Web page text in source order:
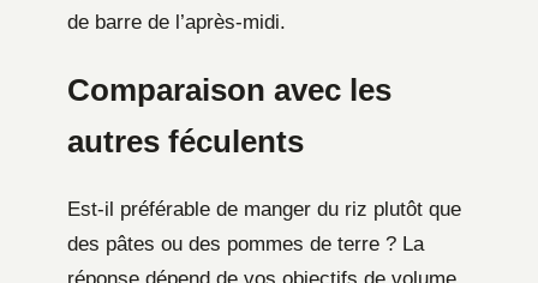
de barre de l’après-midi.
Comparaison avec les
autres féculents
Est-il préférable de manger du riz plutôt que
des pâtes ou des pommes de terre ? La